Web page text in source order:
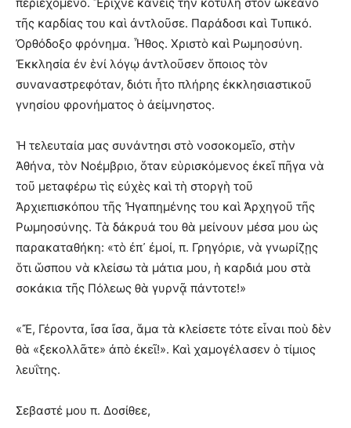
τῆς καρδίας του καὶ ἀντλοῦσε. Παράδοσι καὶ Τυπικό.
Ὀρθόδοξο φρόνημα. Ἦθος. Χριστὸ καὶ Ρωμηοσύνη.
Ἐκκλησία ἐν ἑνί λόγῳ ἀντλοῦσεν ὅποιος τὸν
συναναστρεφόταν, διότι ἦτο πλήρης ἐκκλησιαστικοῦ
γνησίου φρονήματος ὁ ἀείμνηστος.
Ἡ τελευταία μας συνάντησι στὸ νοσοκομεῖο, στὴν
Ἀθήνα, τὸν Νοέμβριο, ὅταν εὑρισκόμενος ἐκεῖ πῆγα νὰ
τοῦ μεταφέρω τὶς εὐχὲς καὶ τὴ στοργὴ τοῦ
Ἀρχιεπισκόπου τῆς Ἠγαπημένης του καὶ Ἀρχηγοῦ τῆς
Ρωμηοσύνης. Τὰ δάκρυά του θὰ μείνουν μέσα μου ὡς
παρακαταθήκη: «τὸ ἐπ᾿ ἐμοί, π. Γρηγόριε, νὰ γνωρίζῃς
ὅτι ὥσπου νὰ κλείσω τὰ μάτια μου, ἡ καρδιά μου στὰ
σοκάκια τῆς Πόλεως θὰ γυρνᾷ πάντοτε!»
«Ἔ, Γέροντα, ἴσα ἴσα, ἅμα τὰ κλείσετε τότε εἶναι ποὺ δὲν
θὰ «ξεκολλᾶτε» ἀπὸ ἐκεῖ!». Καὶ χαμογέλασεν ὁ τίμιος
λευΐτης.
Σεβαστέ μου π. Δοσίθεε,